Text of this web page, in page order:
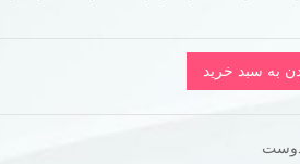
به سبد خرید